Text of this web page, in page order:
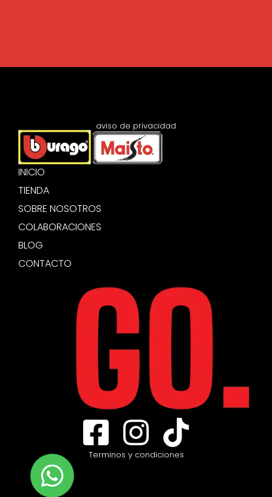
INICIO
TIENDA
SOBRE NOSOTROS
COLABORACIONES
BLOG
CONTACTO
aviso de privacidad
Terminos y condiciones